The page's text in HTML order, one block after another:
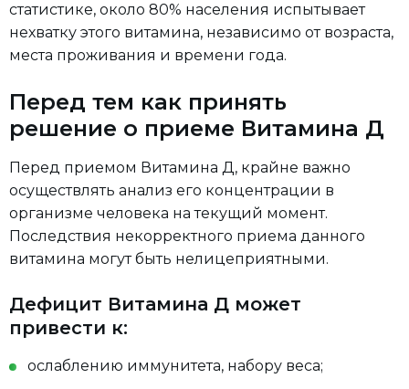
статистике, около 80% населения испытывает
нехватку этого витамина, независимо от возраста,
места проживания и времени года.
Перед тем как принять
решение о приеме Витамина Д
Перед приемом Витамина Д, крайне важно
осуществлять анализ его концентрации в
организме человека на текущий момент.
Последствия некорректного приема данного
витамина могут быть нелицеприятными.
Дефицит Витамина Д может
привести к:
ослаблению иммунитета, набору веса;